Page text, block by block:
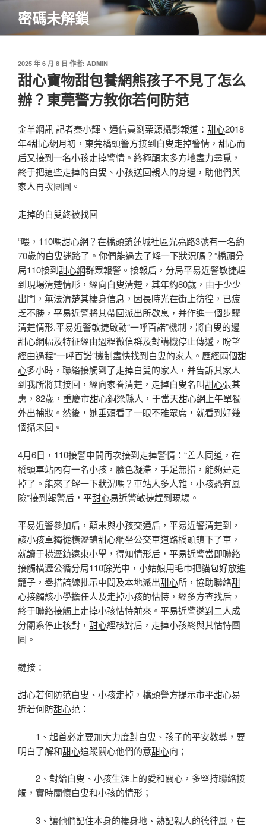
主
密碼未解鎖
發
佈
於
2025 年 6 月 8 日 作者: ADMIN
甜心寶物甜包養網熊孩子不見了怎么
辦？東莞警方教你若何防范
金羊網訊 記者秦小輝、通信員劉栗源攝影報道： 甜心2018
年4甜心網月初，東莞橋頭警方接到白叟走掉警情， 甜心而
后又接到一名小孩走掉警情。終極顛末多方地盡力尋覓，
終于把這些走掉的白叟、小孩送回親人的身邊，助他們與
家人再次團圓。
走掉的白叟終被找回
“喂，110嗎甜心網 ？在橋頭鎮蓮城社區光亮路3號有一名約
70歲的白叟迷路了。你們能過去了解一下狀況嗎？”橋頭分
局110接到甜心網群眾報警。接報后，分局平易近警敏捷趕
到現場清楚情形，經向白叟清楚，其年約80歲，由于少少
出門，無法清楚其棲身信息，因長時光在街上彷徨，已疲
乏不勝，平易近警將其帶回派出所歇息，并作進一個步驟
清楚情形.平易近警敏捷啟動“一呼百諾”機制，將白叟的邊
甜心網幅及特征經由過程微信群及對講機停止傳遞，盼望
經由過程“一呼百諾”機制盡快找到白叟的家人。歷經兩個甜
心多小時，聯絡接觸到了走掉白叟的家人，并告訴其家人
到我所將其接回，經向家眷清楚，走掉白叟名叫甜心張某
惠，82歲，重慶市甜心銅梁縣人，于當天甜心網 上午單獨
外出補妝。然後，她垂頭看了一眼不雅眾席，就看到好幾
個攝未回。
4月6日，110接警中間再次接到走掉警情：“差人同道，在
橋頭車站內有一名小孩，臉色凝滯，手足無措，能夠是走
掉了。能來了解一下狀況嗎？車站人多人雜，小孩恐有風
險”接到報警后，平甜心易近警敏捷趕到現場。
平易近警參加后，顛末與小孩交通后，平易近警清楚到，
該小孩單獨從橫瀝鎮甜心網坐公交車道路橋頭鎮下了車，
就讀于橫瀝鎮遠東小學，得知情形后，平易近警當即聯絡
接觸橫瀝公循分局110餘光中，小姑娘用毛巾把貓包好放進
籠子，舉措諳練批示中間及本地派出甜心所，協助聯絡甜
心接觸該小學擔任人及走掉小孩的怙恃，經多方查找后，
終于聯絡接觸上走掉小孩怙恃前來。平易近警遂對二人成
分關系停止核對， 甜心經核對后，走掉小孩終與其怙恃團
圓。
鏈接：
甜心若何防范白叟、小孩走掉，橋頭警方提示市平甜心易
近若何防甜心范：
1、起首必定要加大力度對白叟、孩子的平安教導，要
明白了解和甜心追蹤關心他們的意甜心向；
2、對給白叟、小孩生涯上的愛和關心，多堅持聯絡接
觸，實時關懷白叟和小孩的情形；
3、讓他們記住本身的棲身地、熟記親人的德律風，在